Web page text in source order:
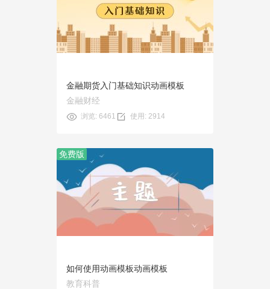
预览
金融期货入门基础知识动画模板
金融财经
浏览: 6461 使用: 2914
免费版
预览
使用
如何使用动画模板动画模板
教育科普